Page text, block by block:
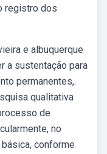
registro dos
e albuquerque
a sustentação para
permanentes,.
qualitativa
de
no
conforme